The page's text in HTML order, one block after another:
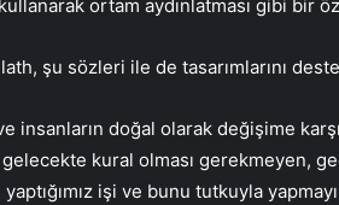
ortam aydınlatması gibi bir
şu sözleri ile de tasarımlarını
insanların doğal olarak değişime
kural olması gerekmeyen,
işi ve bunu tutkuyla